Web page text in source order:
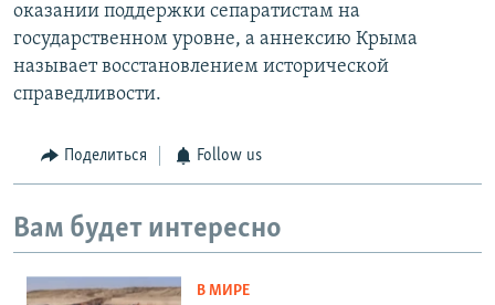
оказании поддержки сепаратистам на
государственном уровне, а аннексию Крыма
называет восстановлением исторической
справедливости.
Поделиться Follow us
Вам будет интересно
В МИРЕ